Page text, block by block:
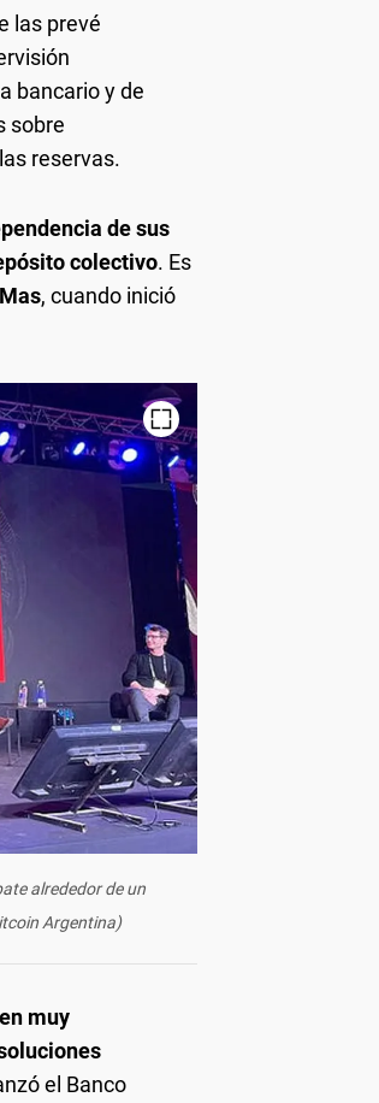
las prevé
bancario y de
sobre
reservas.
de sus
colectivo. Es
, cuando inició
alrededor de un
Argentina)
muy
el Banco